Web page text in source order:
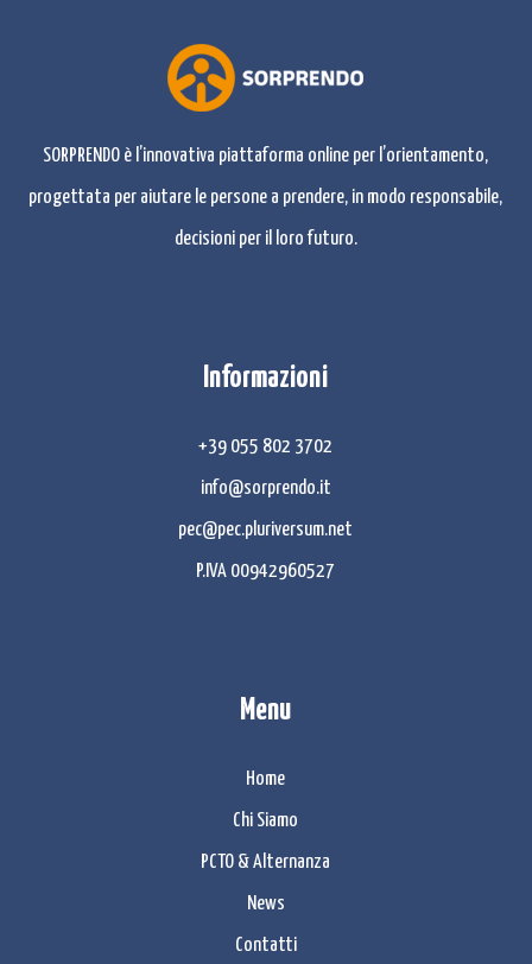
SORPRENDO è l’innovativa piattaforma online per l’orientamento,
progettata per aiutare le persone a prendere, in modo responsabile,
decisioni per il loro futuro.
Informazioni
+39 055 802 3702
info@sorprendo.it
pec@pec.pluriversum.net
P.IVA 00942960527
Menu
Home
Chi Siamo
PCTO & Alternanza
News
Contatti